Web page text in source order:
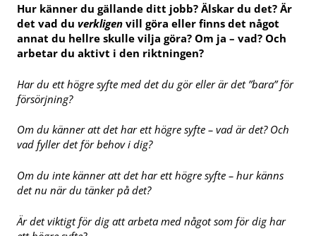
Hur känner du gällande ditt jobb? Älskar du det? Är
det vad du verkligen vill göra eller finns det något
annat du hellre skulle vilja göra? Om ja – vad? Och
arbetar du aktivt i den riktningen?
Har du ett högre syfte med det du gör eller är det ”bara” för
försörjning?
Om du känner att det har ett högre syfte – vad är det? Och
vad fyller det för behov i dig?
Om du inte känner att det har ett högre syfte – hur känns
det nu när du tänker på det?
Är det viktigt för dig att arbeta med något som för dig har